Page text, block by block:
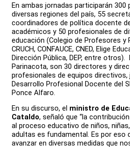
En ambas jornadas participarán 300
diversas regiones del país, 55
coordinadores de política docente de
académicos y 50 profesionales de
educación (Colegio de Profesores y
CRUCH, CONFAUCE, CNED, Elige
Dirección Pública, DEP, entre otros).
Parinacota, son 30 directores y
profesionales de equipos directivos,
Desarrollo Profesional Docente del
Ponce Alfaro.
En su discurso, el ministro de
Cataldo, señaló que “la
al proceso educativo de niños,
adultas es fundamental. Es por eso
avanzar en diversas medidas que